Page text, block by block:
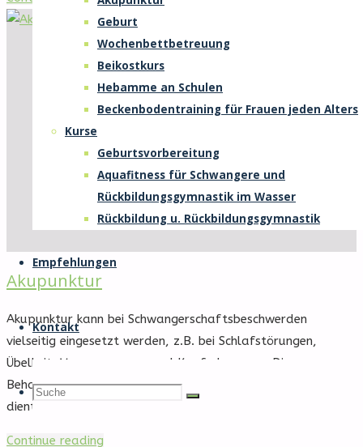
Geburt
Wochenbettbetreuung
Beikostkurs
Hebamme an Schulen
Beckenbodentraining für Frauen jeden Alters
Kurse
Geburtsvorbereitung
Aquafitness für Schwangere und
Rückbildungsgymnastik im Wasser
Rückbildung u. Rückbildungsgymnastik
Empfehlungen
Kontakt
Suche
Suche
Suche
Akupunktur
Akupunktur kann bei Schwangerschaftsbeschwerden
vielseitig eingesetzt werden, z.B. bei Schlafstörungen,
Übelkeit, Verspannungen und Kopfschmerzen. Die
Behandlung mit Akupunkturnadeln wirkt entspannend und
dient auch als Vorbereitung auf die Geburt.
Continue reading